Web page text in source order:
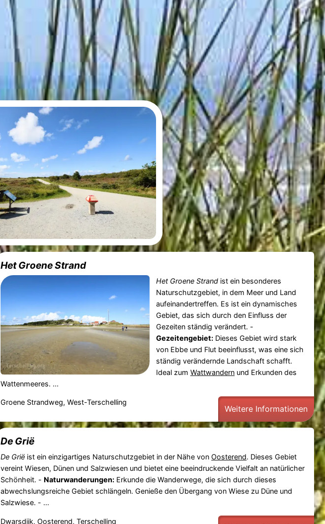
Het Groene Strand
Het Groene Strandist ein besonderes
Naturschutzgebiet, in dem Meer und Land
aufeinandertreffen. Es ist ein dynamisches
Gebiet, das sich durch den Einfluss der
Gezeiten ständig verändert. -
Gezeitengebiet:Dieses Gebiet wird stark
von Ebbe und Flut beeinflusst, was eine sich
ständig verändernde Landschaft schafft.
Ideal zum Wattwandernund Erkunden des
Wattenmeeres. ...
Groene Strandweg, West-Terschelling
Weitere Informationen
De Grië
De Grië ist ein einzigartiges Naturschutzgebiet in der Nähe vonOosterend. Dieses Gebiet
vereint Wiesen, Dünen und Salzwiesen und bietet eine beeindruckende Vielfalt an natürlicher
Schönheit. - Naturwanderungen: Erkunde die Wanderwege, die sich durch dieses
abwechslungsreiche Gebiet schlängeln. Genieße den Übergang von Wiese zu Düne und
Salzwiese. - ...
Dwarsdijk, Oosterend, Terschelling